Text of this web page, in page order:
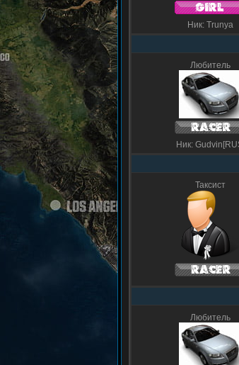
Ник: Trunya
Любитель
Ник:
Таксист
Любитель